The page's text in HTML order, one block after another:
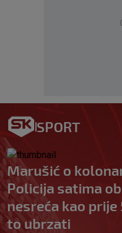
SPORT
Marušić o
Policija satima
nesreća kao prije
to ubrzati